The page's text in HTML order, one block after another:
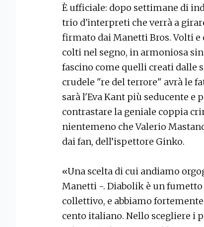
È ufficiale: dopo settimane di
trio d'interpreti che verrà a
firmato dai Manetti Bros. Volti
colti nel segno, in armoniosa
fascino come quelli creati dalle
crudele "re del terrore" avrà le
sarà l'Eva Kant più seducente e
contrastare la geniale coppia
nientemeno che Valerio
dai fan, dell’ispettore Ginko.
«Una scelta di cui andiamo
Manetti -. Diabolik è un
collettivo, e abbiamo
cento italiano. Nello scegliere i